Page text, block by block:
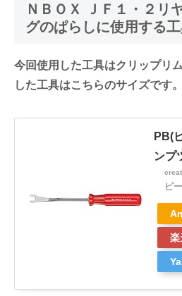
ＮＢＯＸ ＪＦ１・２リ
グのぱらしに使用する
今回使用した工具はクリップリ
した工具はこちらのサイズです。
PB(
ンプ
ピ
楽